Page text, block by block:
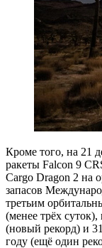
Кроме того, на 21
ракеты Falcon 9
Cargo Dragon 2 на
запасов
третьим
(менее трёх
(новый рекорд) и
году (ещё один